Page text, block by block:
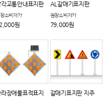
교통안내표지판
소비자가
원
AL갈매기표지판
권장소비자가
79,000원
장애물표적표지 갈매기표지판 지주